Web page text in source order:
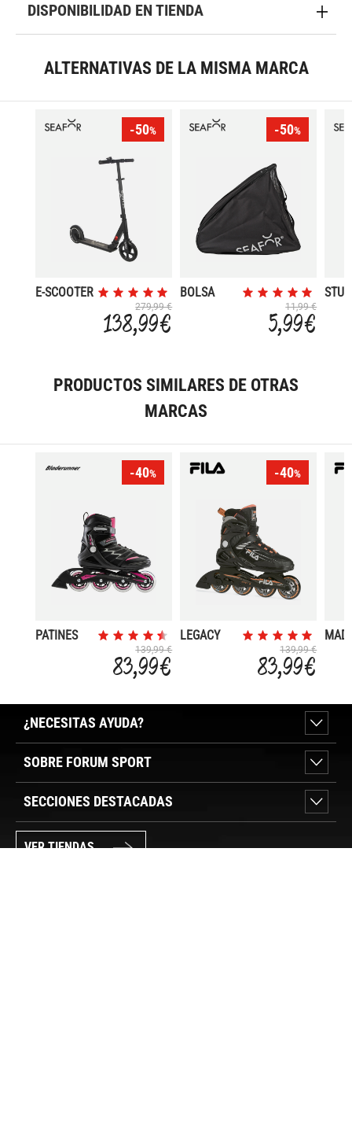
DISPONIBILIDAD EN TIENDA
ALTERNATIVAS DE LA MISMA MARCA
-50%
E-SCOOTER
279,99 €
138,99 €
-50%
BOLSA
11,99 €
5,99 €
PRODUCTOS SIMILARES DE OTRAS
MARCAS
-40%
PATINES
139,99 €
83,99 €
-40%
LEGACY
139,99 €
83,99 €
¿NECESITAS AYUDA?
SOBRE FORUM SPORT
SECCIONES DESTACADAS
VER TIENDAS